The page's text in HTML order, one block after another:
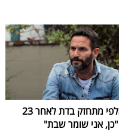
גורי אלפי מתחזק בדת לאחר 23
אני שומר שבת"